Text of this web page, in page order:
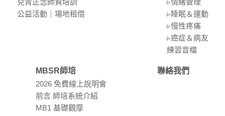
兒青正念師資培訓
公益活動｜場地租借
▹情緒管理
▹睡眠＆運動
▹慢性疼痛
▹癌症＆病友
練習⾳檔
MBSR師培
2026 免費線上說明會
前言 師培系統介紹
MB1 基礎觀摩
聯絡我們